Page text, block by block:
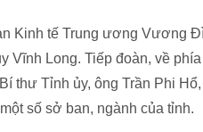
Kinh tế Trung ương Vương
Vĩnh Long. Tiếp đoàn, về
thư Tỉnh ủy, ông Trần Phi
số sở ban, ngành của tỉnh.